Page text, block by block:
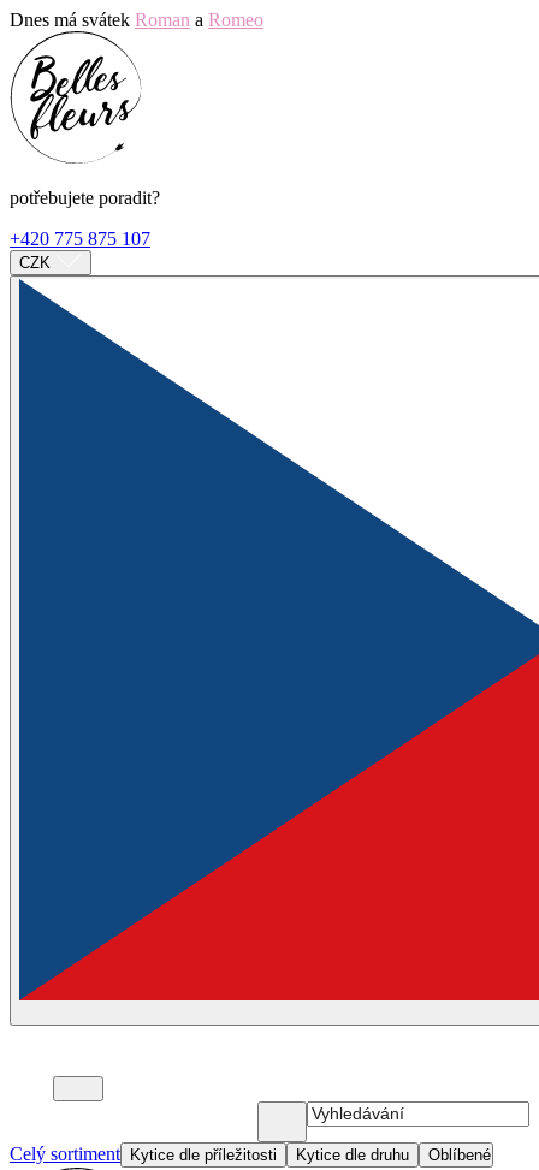
Dnes má svátek Roman a Romeo
potřebujete poradit?
+420 775 875 107
CZK
Celý sortiment Kytice dle příležitosti Kytice dle druhu Oblíbené